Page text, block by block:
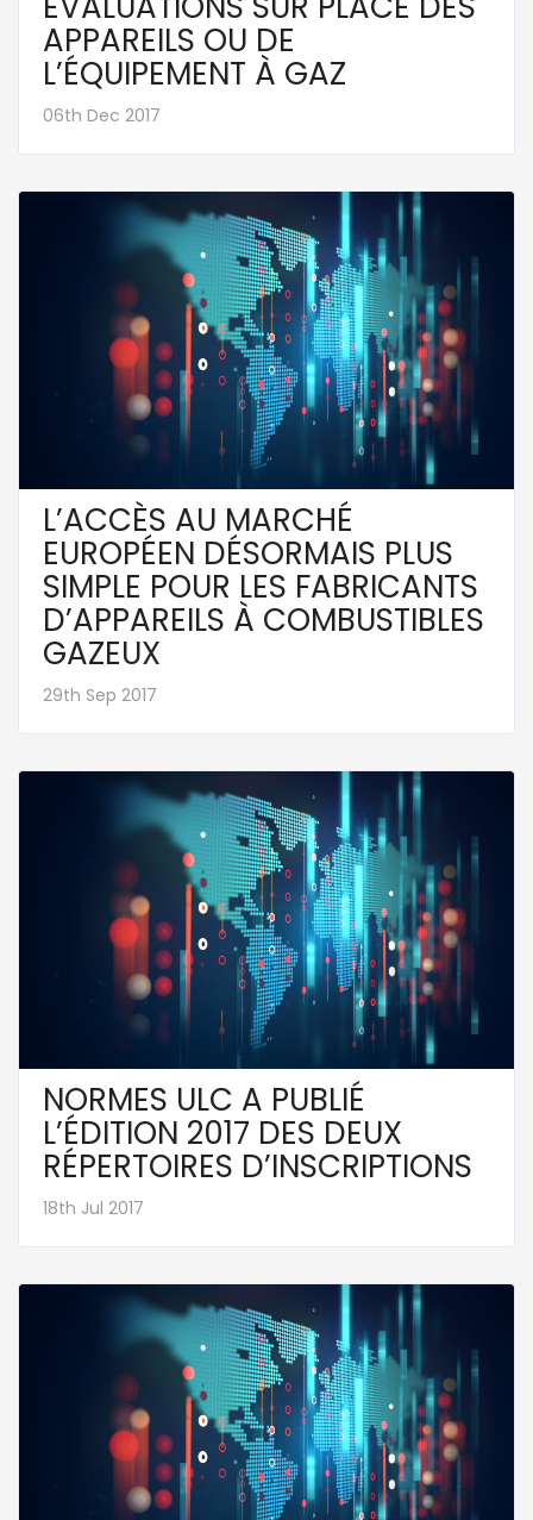
APPAREILS OU DE
L’ÉQUIPEMENT À GAZ
06th Dec 2017
L’ACCÈS AU MARCHÉ
EUROPÉEN DÉSORMAIS PLUS
SIMPLE POUR LES FABRICANTS
D’APPAREILS À COMBUSTIBLES
GAZEUX
29th Sep 2017
NORMES ULC A PUBLIÉ
L’ÉDITION 2017 DES DEUX
RÉPERTOIRES D’INSCRIPTIONS
18th Jul 2017